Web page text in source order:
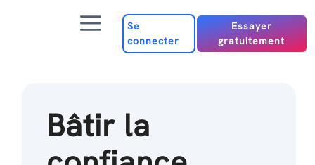
Menu
Se
connecter
Essayer
gratuitement
Bâtir la